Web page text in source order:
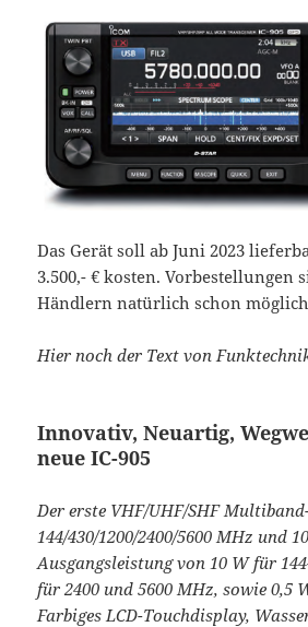
Das Gerät soll ab Juni 2023
3.500,- € kosten. Vorbestellungen
Händlern natürlich schon
Hier noch der Text von
Innovativ, Neuartig,
neue IC-905
Der erste VHF/UHF/SHF
144/430/1200/2400/5600 MHz und
Ausgangsleistung von 10 W für
für 2400 und 5600 MHz, sowie 0,5
Farbiges LCD-Touchdisplay,